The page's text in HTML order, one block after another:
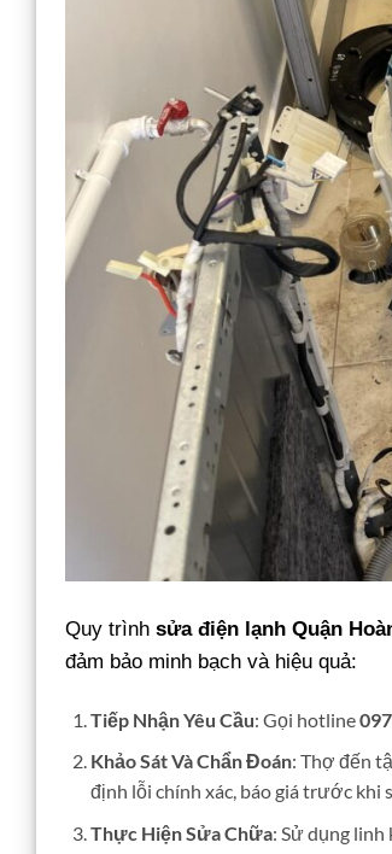
Quy trình sửa điện lạnh Quận
đảm bảo minh bạch và hiệu quả:
Tiếp Nhận Yêu Cầu: Gọi hotline
Khảo Sát Và Chẩn Đoán: Thợ đến
định lỗi chính xác, báo giá trước khi
Thực Hiện Sửa Chữa: Sử dụng linh